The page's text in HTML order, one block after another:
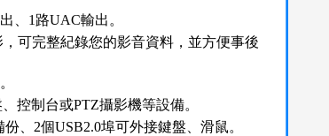
、1路UAC輸出。
可完整紀錄您的影音資料，並方便事後
控制台或PTZ攝影機等設備。
、2個USB2.0埠可外接鍵盤、滑鼠。